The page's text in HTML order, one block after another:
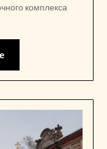
комплекса